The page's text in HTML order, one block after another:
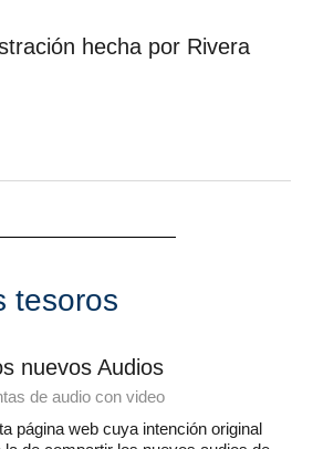
hecha por Rivera
tesoros
nuevos Audios
de audio con video
página web cuya intención original